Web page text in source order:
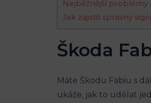
Nejběžnější
Jak zajistit správný
Škoda
Máte Škodu Fabiu s
ukáže, jak to udělat